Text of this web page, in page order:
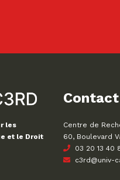
les
et le Droit
Contact
Centre de
60, Boulevard
03 20 13 40
c3rd@univ-